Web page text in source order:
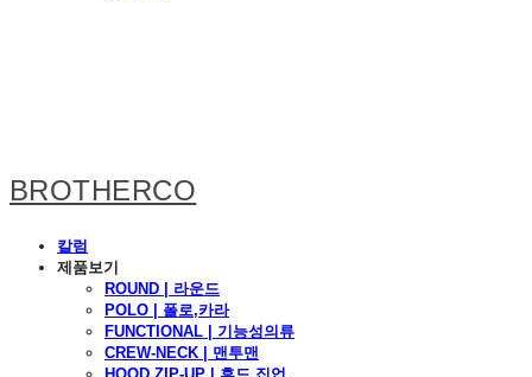
BROTHERCO
칼럼
제품보기
ROUND | 라운드
POLO | 폴로,카라
FUNCTIONAL | 기능성의류
CREW-NECK | 맨투맨